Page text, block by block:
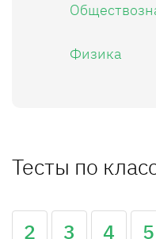
Физика
Тесты по
2 3 4 5